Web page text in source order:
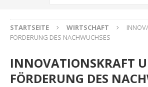
STARTSEITE WIRTSCHAFT
FÖRDERUNG DES NACHWUCHSES
INNOVATIONSKRAFT
FÖRDERUNG DES